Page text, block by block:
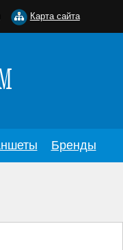
Бренды
Карта сайта